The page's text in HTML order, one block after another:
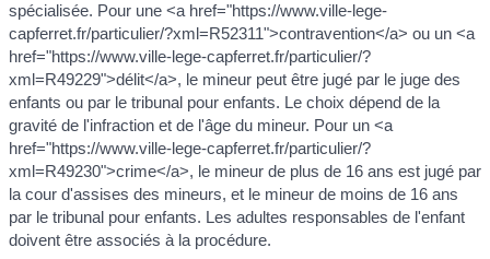
spécialisée. Pour une <a href="https://www.ville-lege-
capferret.fr/particulier/?xml=R52311">contravention</a> ou un <a
href="https://www.ville-lege-capferret.fr/particulier/?
xml=R49229">délit</a>, le mineur peut être jugé par le juge des
enfants ou par le tribunal pour enfants. Le choix dépend de la
gravité de l'infraction et de l'âge du mineur. Pour un <a
href="https://www.ville-lege-capferret.fr/particulier/?
xml=R49230">crime</a>, le mineur de plus de 16 ans est jugé par
la cour d'assises des mineurs, et le mineur de moins de 16 ans
par le tribunal pour enfants. Les adultes responsables de l'enfant
doivent être associés à la procédure.